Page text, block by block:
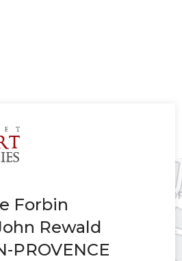
Forbin
Rewald
PROVENCE